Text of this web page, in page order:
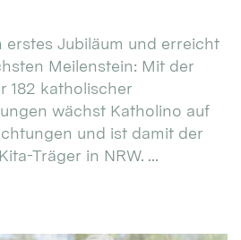
erstes Jubiläum und erreicht
Meilenstein: Mit der
182 katholischer
wächst Katholino auf
und ist damit der
Träger in NRW. ...